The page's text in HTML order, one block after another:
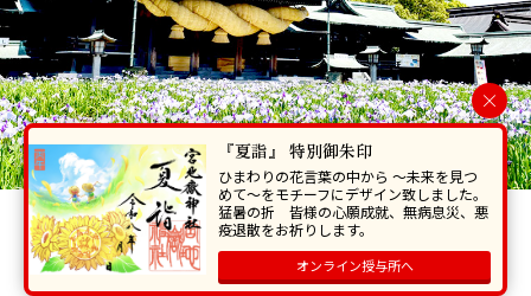
当ホームページで掲載の写真・イラスト等を無断で転写･複製することを
禁じます。
Copyright © Miyajidake Jinjya , All Rights Reserved.
×
『夏詣』 特別御朱印
ひまわりの花言葉の中から 〜未来を見つ
めて〜をモチーフにデザイン致しました。
猛暑の折 皆様の心願成就、無病息災、悪
疫退散をお祈りします。
オンライン授与所へ